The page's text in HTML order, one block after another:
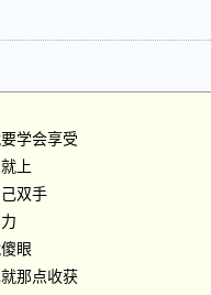
学会享受
上
双手
眼
那点收获